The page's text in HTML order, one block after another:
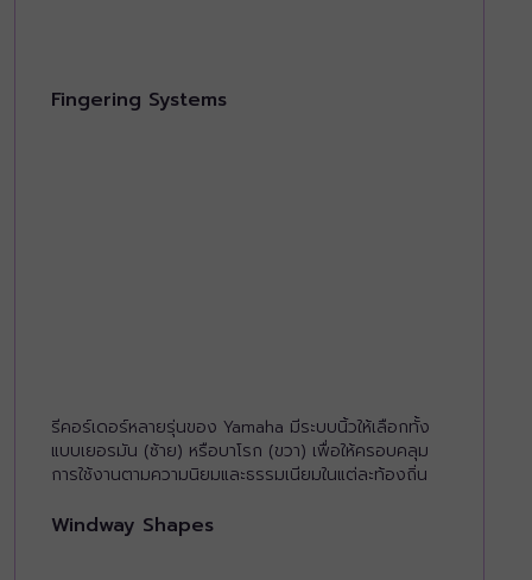
Fingering Systems
รีคอร์เดอร์หลายรุ่นของ Yamaha มีระบบนิ้วให้เลือกทั้ง
แบบเยอรมัน (ซ้าย) หรือบาโรก (ขวา) เพื่อให้ครอบคลุม
การใช้งานตามความนิยมและธรรมเนียมในแต่ละท้องถิ่น
Windway Shapes